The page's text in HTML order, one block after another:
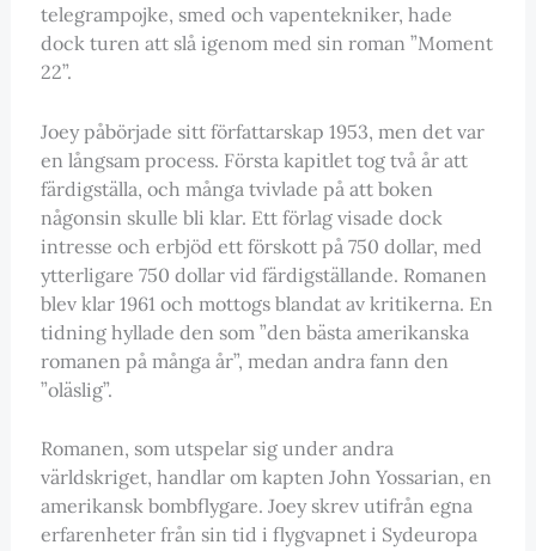
telegrampojke, smed och vapentekniker, hade
dock turen att slå igenom med sin roman ”Moment
22”.
Joey påbörjade sitt författarskap 1953, men det var
en långsam process. Första kapitlet tog två år att
färdigställa, och många tvivlade på att boken
någonsin skulle bli klar. Ett förlag visade dock
intresse och erbjöd ett förskott på 750 dollar, med
ytterligare 750 dollar vid färdigställande. Romanen
blev klar 1961 och mottogs blandat av kritikerna. En
tidning hyllade den som ”den bästa amerikanska
romanen på många år”, medan andra fann den
”oläslig”.
Romanen, som utspelar sig under andra
världskriget, handlar om kapten John Yossarian, en
amerikansk bombflygare. Joey skrev utifrån egna
erfarenheter från sin tid i flygvapnet i Sydeuropa